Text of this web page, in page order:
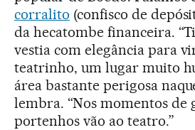
corralito (confisco de
da hecatombe financeira.
vestia com elegância para
teatrinho, um lugar muito
área bastante perigosa
lembra. “Nos momentos de
portenhos vão ao teatro.”